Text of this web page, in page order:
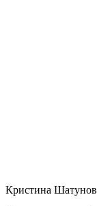
Кристина